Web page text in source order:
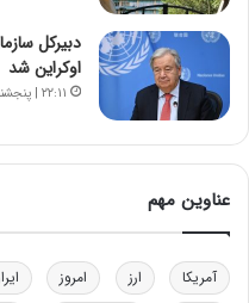
دبیرکل
اوکراین شد
۲۲:۱۱ | پنجشنبه، ۱۵ مرداد ۱۴۰۵
عناوین مهم
آمریکا ارز امروز